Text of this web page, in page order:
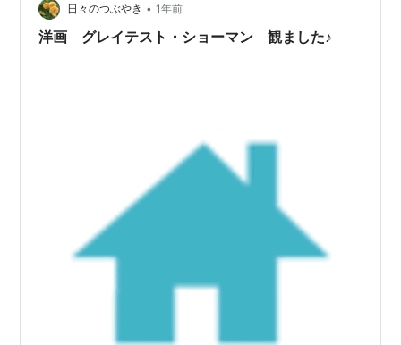
日々のつぶやき • 1年前
洋画 グレイテスト・ショーマン 観ました♪